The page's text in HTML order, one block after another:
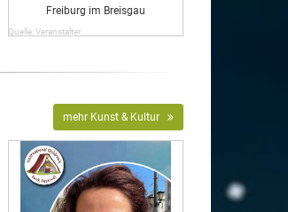
Freiburg im Breisgau
Quelle: Veranstalter
mehr Kunst & Kultur